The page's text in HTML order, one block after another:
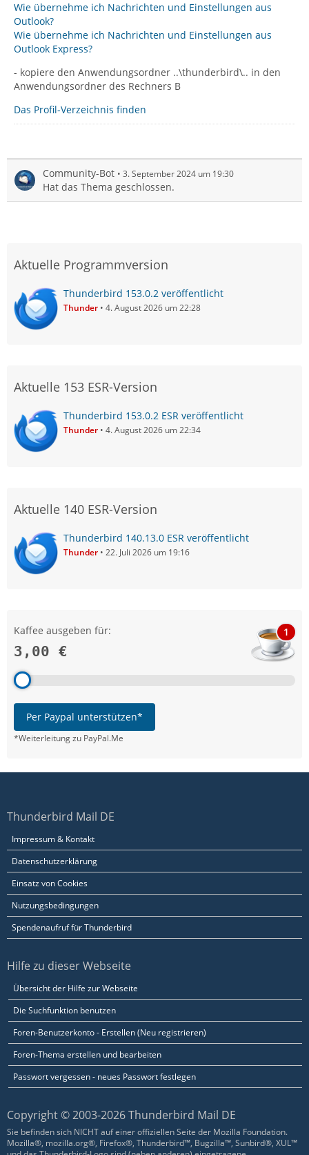
Wie übernehme ich Nachrichten und Einstellungen aus
Outlook?
Wie übernehme ich Nachrichten und Einstellungen aus
Outlook Express?
- kopiere den Anwendungsordner ..\thunderbird\.. in den
Anwendungsordner des Rechners B
Das Profil-Verzeichnis finden
Community-Bot 3. September 2024 um 19:30
Hat das Thema geschlossen.
Aktuelle Programmversion
Thunderbird 153.0.2 veröffentlicht
Thunder 4. August 2026 um 22:28
Aktuelle 153 ESR-Version
Thunderbird 153.0.2 ESR veröffentlicht
Thunder 4. August 2026 um 22:34
Aktuelle 140 ESR-Version
Thunderbird 140.13.0 ESR veröffentlicht
Thunder 22. Juli 2026 um 19:16
Kaffee ausgeben für:
3,00 €
1
Per Paypal unterstützen*
*Weiterleitung zu PayPal.Me
Thunderbird Mail DE
Impressum & Kontakt
Datenschutzerklärung
Einsatz von Cookies
Nutzungsbedingungen
Spendenaufruf für Thunderbird
Hilfe zu dieser Webseite
Übersicht der Hilfe zur Webseite
Die Suchfunktion benutzen
Foren-Benutzerkonto - Erstellen (Neu registrieren)
Foren-Thema erstellen und bearbeiten
Passwort vergessen - neues Passwort festlegen
Copyright © 2003-2026 Thunderbird Mail DE
Sie befinden sich NICHT auf einer offiziellen Seite der Mozilla Foundation.
Mozilla®, mozilla.org®, Firefox®, Thunderbird™, Bugzilla™, Sunbird®, XUL™